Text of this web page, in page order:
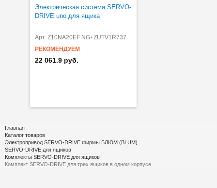
Электрическая система SERVO-
DRIVE uno для ящика
Арт. Z10NA20EF NG+ZUTV1R737
РЕКОМЕНДУЕМ
22 061.9 руб.
Главная
Каталог товаров
Электропривод SERVO-DRIVE фирмы БЛЮМ (BLUM)
SERVO-DRIVE для ящиков
Комплекты SERVO-DRIVE для ящиков
Комплект SERVO-DRIVE для трех ящиков в одном корпусе